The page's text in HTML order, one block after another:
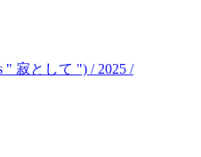
" 寂として ") / 2025 /